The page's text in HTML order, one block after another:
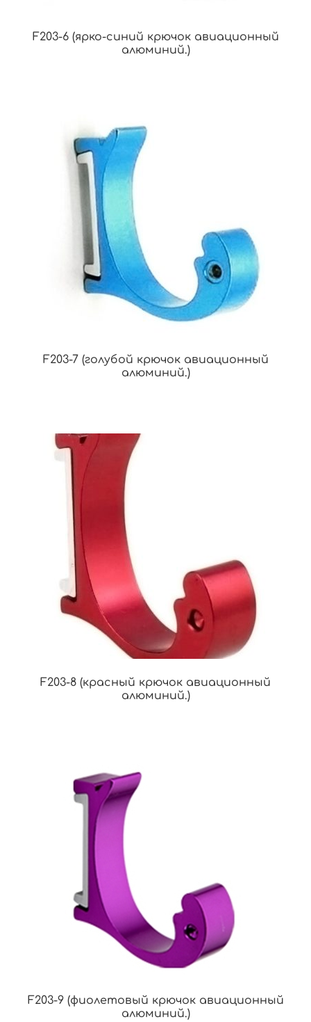
F203-6 (ярко-синий крючок авиационный
алюминий.)
F203-7 (голубой крючок авиационный
алюминий.)
F203-8 (красный крючок авиационный
алюминий.)
F203-9 (фиолетовый крючок авиационный
алюминий.)